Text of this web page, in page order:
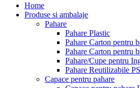
Home
Produse si ambalaje
Pahare
Pahare Plastic
Pahare Carton pentru
Pahare Carton pentru
Pahare/Cupe pentru
Pahare Reutilizabile PS
Capace pentru pahare